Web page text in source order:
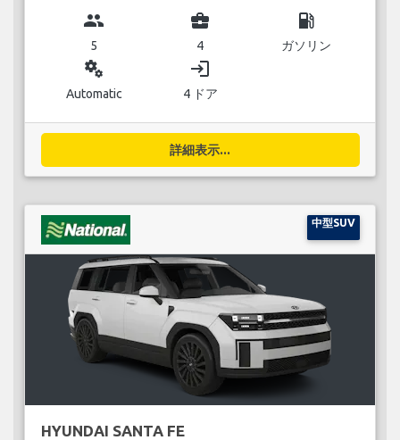
group
5
business_center
4
local_gas_station
ガソリン
miscellaneous_services
Automatic
login
4 ドア
詳細表示...
中型SUV
HYUNDAI SANTA FE